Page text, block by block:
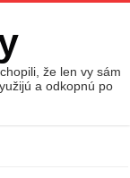
že len vy sám
a odkopnú po